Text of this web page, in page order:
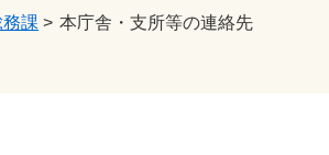
タ
課 > 本庁舎・支所等の連絡先